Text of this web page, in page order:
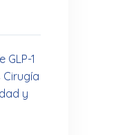
GLP-1
Cirugía
y